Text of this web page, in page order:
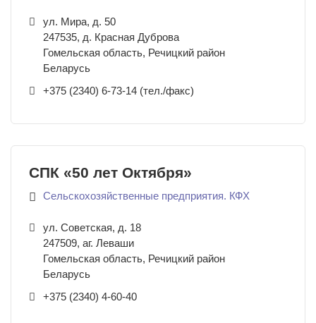
ул. Мира, д. 50
247535, д. Красная Дуброва
Гомельская область, Речицкий район
Беларусь
+375 (2340) 6-73-14 (тел./факс)
СПК «50 лет Октября»
Сельскохозяйственные предприятия. КФХ
ул. Советская, д. 18
247509, аг. Леваши
Гомельская область, Речицкий район
Беларусь
+375 (2340) 4-60-40